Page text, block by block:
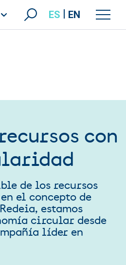
ES EN
con
de los recursos
el concepto de
estamos
circular desde
líder en